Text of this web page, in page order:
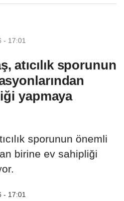
- 17:01
atıcılık sporunun
yapmaya
sporunun önemli
birine ev sahipliği
- 17:01